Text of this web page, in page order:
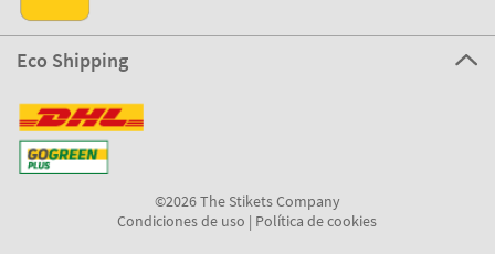
Eco Shipping
©2026 The Stikets Company
Condiciones de uso | Política de cookies